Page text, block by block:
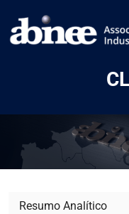
Resumo Analítico